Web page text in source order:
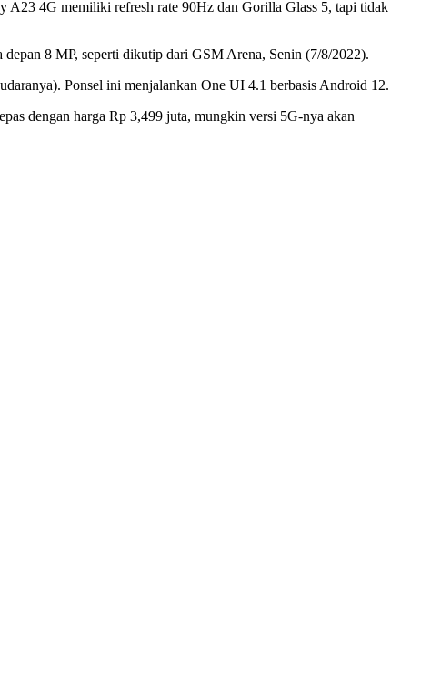
A23 4G memiliki refresh rate 90Hz dan Gorilla Glass 5, tapi tidak
8 MP, seperti dikutip dari GSM Arena, Senin (7/8/2022).
Ponsel ini menjalankan One UI 4.1 berbasis Android 12.
dengan harga Rp 3,499 juta, mungkin versi 5G-nya akan